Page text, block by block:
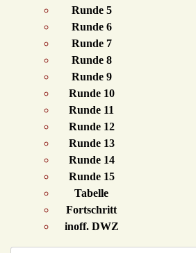
Runde 5
Runde 6
Runde 7
Runde 8
Runde 9
Runde 10
Runde 11
Runde 12
Runde 13
Runde 14
Runde 15
Tabelle
Fortschritt
inoff. DWZ